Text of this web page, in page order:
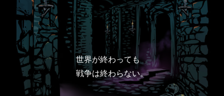
世界が終わっても
戦争は終わらない。